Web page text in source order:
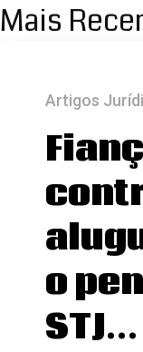
Mais
Artigos
o
STJ…